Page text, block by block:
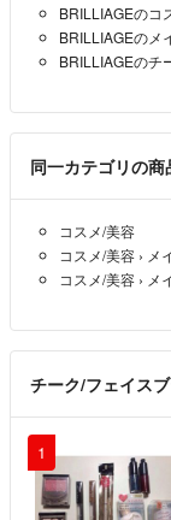
BRILLIAGEのコ
BRILLIAGEのメ
BRILLIAGEのチ
同一カテゴリの商
コスメ/美容
コスメ/美容 › メ
コスメ/美容 › メ
チーク/フェイス
1